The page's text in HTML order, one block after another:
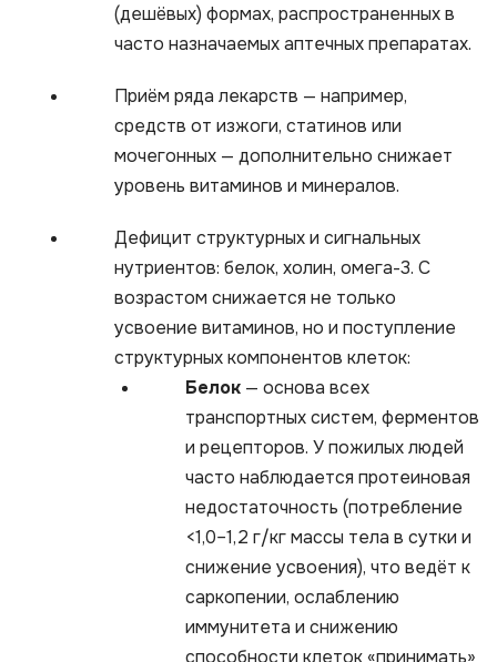
(дешёвых) формах, распространенных в
часто назначаемых аптечных препаратах.
Приём ряда лекарств — например,
средств от изжоги, статинов или
мочегонных — дополнительно снижает
уровень витаминов и минералов.​
Дефицит структурных и сигнальных
нутриентов: белок, холин, омега-3. С
возрастом снижается не только
усвоение витаминов, но и поступление
структурных компонентов клеток:
Белок — основа всех
транспортных систем, ферментов
и рецепторов. У пожилых людей
часто наблюдается протеиновая
недостаточность (потребление
<1,0–1,2 г/кг массы тела в сутки и
снижение усвоения), что ведёт к
саркопении, ослаблению
иммунитета и снижению
способности клеток «принимать»